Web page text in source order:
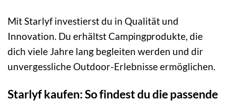
Mit Starlyf investierst du in Qualität und
Innovation. Du erhältst Campingprodukte, die
dich viele Jahre lang begleiten werden und dir
unvergessliche Outdoor-Erlebnisse ermöglichen.
Starlyf kaufen: So findest du die passende